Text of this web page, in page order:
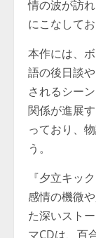
情の波が訪
にこなして
本作には、
語の後日談
されるシー
関係が進展
っており、
う。
『夕立キッ
感情の機微
た深いスト
マCDは、百